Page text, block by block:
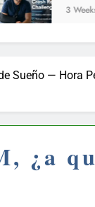
3 Weeks Ago
Sueño — Hora
¿a